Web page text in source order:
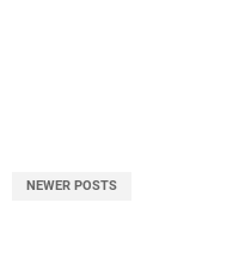
NEWER POSTS